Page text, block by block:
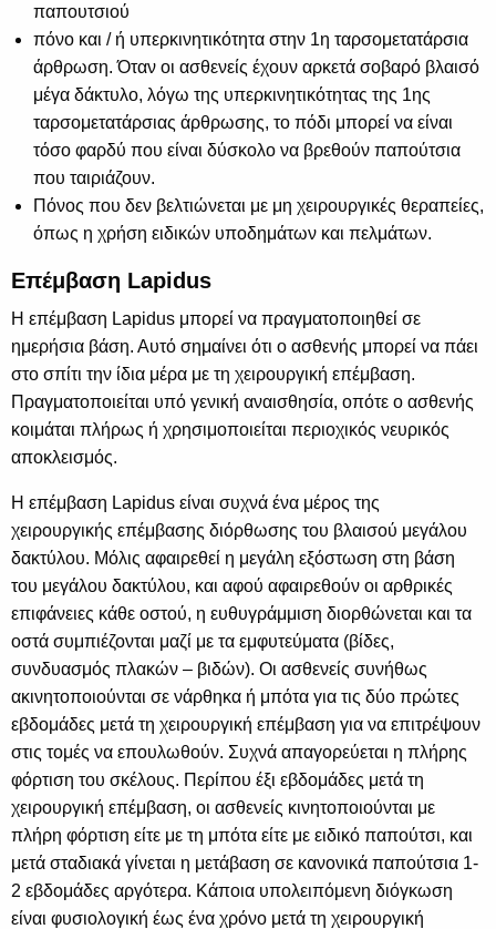
παπουτσιού
πόνο και / ή υπερκινητικότητα στην 1η ταρσομετατάρσια
άρθρωση. Όταν οι ασθενείς έχουν αρκετά σοβαρό βλαισό
μέγα δάκτυλο, λόγω της υπερκινητικότητας της 1ης
ταρσομετατάρσιας άρθρωσης, το πόδι μπορεί να είναι
τόσο φαρδύ που είναι δύσκολο να βρεθούν παπούτσια
που ταιριάζουν.
Πόνος που δεν βελτιώνεται με μη χειρουργικές θεραπείες,
όπως η χρήση ειδικών υποδημάτων και πελμάτων.
Επέμβαση Lapidus
Η επέμβαση Lapidus μπορεί να πραγματοποιηθεί σε
ημερήσια βάση. Αυτό σημαίνει ότι ο ασθενής μπορεί να πάει
στο σπίτι την ίδια μέρα με τη χειρουργική επέμβαση.
Πραγματοποιείται υπό γενική αναισθησία, οπότε ο ασθενής
κοιμάται πλήρως ή χρησιμοποιείται περιοχικός νευρικός
αποκλεισμός.
Η επέμβαση Lapidus είναι συχνά ένα μέρος της
χειρουργικής επέμβασης διόρθωσης του βλαισού μεγάλου
δακτύλου. Μόλις αφαιρεθεί η μεγάλη εξόστωση στη βάση
του μεγάλου δακτύλου, και αφού αφαιρεθούν οι αρθρικές
επιφάνειες κάθε οστού, η ευθυγράμμιση διορθώνεται και τα
οστά συμπιέζονται μαζί με τα εμφυτεύματα (βίδες,
συνδυασμός πλακών – βιδών). Οι ασθενείς συνήθως
ακινητοποιούνται σε νάρθηκα ή μπότα για τις δύο πρώτες
εβδομάδες μετά τη χειρουργική επέμβαση για να επιτρέψουν
στις τομές να επουλωθούν. Συχνά απαγορεύεται η πλήρης
φόρτιση του σκέλους. Περίπου έξι εβδομάδες μετά τη
χειρουργική επέμβαση, οι ασθενείς κινητοποιούνται με
πλήρη φόρτιση είτε με τη μπότα είτε με ειδικό παπούτσι, και
μετά σταδιακά γίνεται η μετάβαση σε κανονικά παπούτσια 1-
2 εβδομάδες αργότερα. Κάποια υπολειπόμενη διόγκωση
είναι φυσιολογική έως ένα χρόνο μετά τη χειρουργική